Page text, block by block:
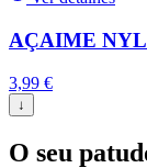
AÇAIME
3,99 €
↓
O seu